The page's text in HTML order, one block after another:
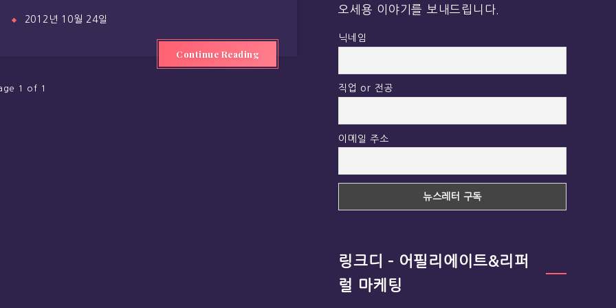
2012년 10월 24일
Continue Reading
1 of 1
오세용 이야기를 보내드립니다.
닉네임
직업 or 전공
이메일 주소
링크디 – 어필리에이트&리퍼
럴 마케팅